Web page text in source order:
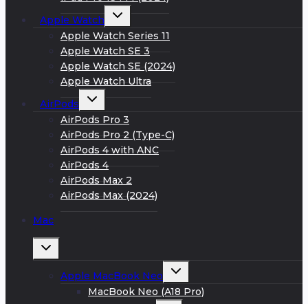
Apple Watch
Развернуть
меню
Apple Watch Series 11
Apple Watch SE 3
Apple Watch SE (2024)
Apple Watch Ultra
AirPods
Развернуть
меню
AirPods Pro 3
AirPods Pro 2 (Type-C)
AirPods 4 with ANC
AirPods 4
AirPods Max 2
AirPods Max (2024)
Mac
Развернуть
Apple MacBook Neo
Развернуть
меню
MacBook Neo (A18 Pro)